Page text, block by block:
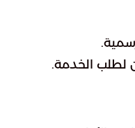
لطلب الخدمة.